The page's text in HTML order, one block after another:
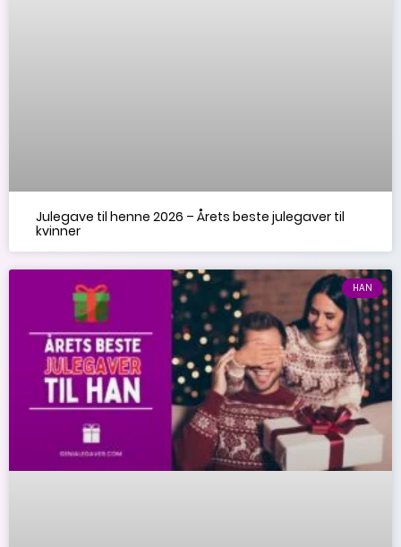
Julegave til henne 2026 – Årets beste julegaver til
kvinner
HAN